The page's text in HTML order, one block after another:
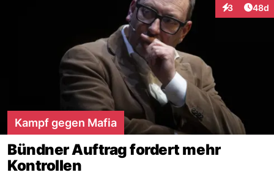
3
Interaktionen
48d
Kampf gegen Mafia
Bündner Auftrag fordert mehr
Kontrollen